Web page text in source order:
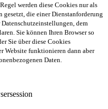
werden diese Cookies nur als
die einer Dienstanforderung
dem
Sie können Ihren Browser so
Sie über diese Cookies
Website funktionieren dann aber
Daten.